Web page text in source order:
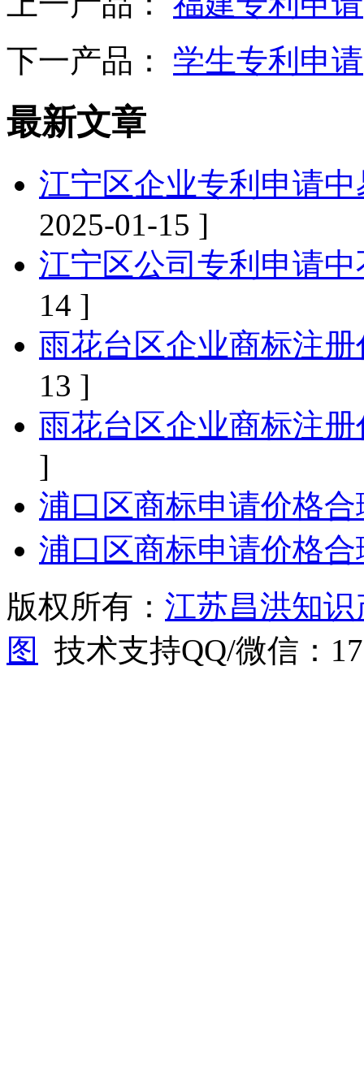
下一产品： 学生专利申请
最新文章
江宁区企业专利申请
2025-01-15 ]
江宁区公司专利申请
14 ]
雨花台区企业商标注
13 ]
雨花台区企业商标注
]
浦口区商标申请价格
浦口区商标申请价格
版权所有： 江苏昌洪知
图
技术支持QQ/微信：